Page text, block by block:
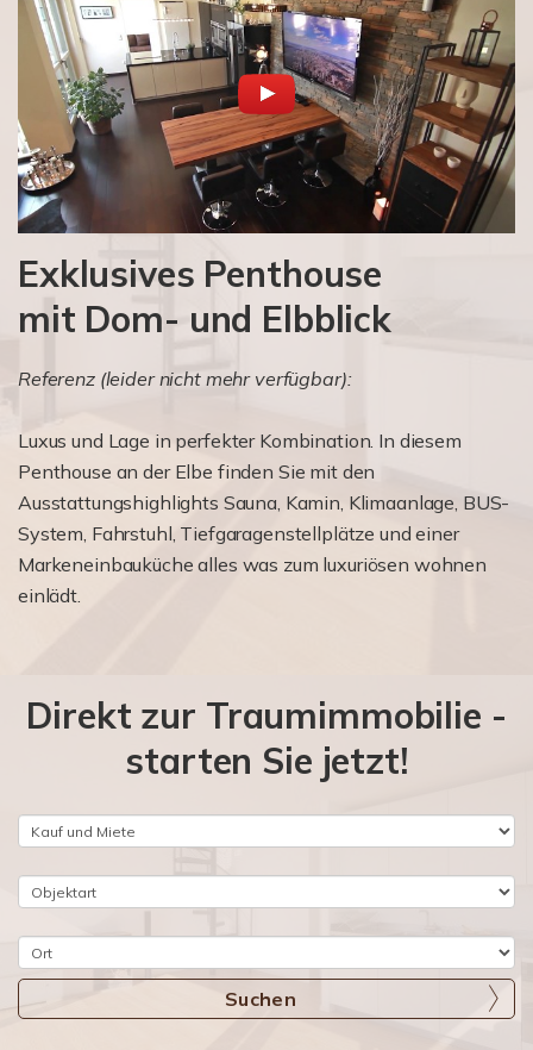
Exklusives Penthouse
mit Dom- und Elbblick
Referenz (leider nicht mehr verfügbar):
Luxus und Lage in perfekter Kombination. In diesem
Penthouse an der Elbe finden Sie mit den
Ausstattungshighlights Sauna, Kamin, Klimaanlage, BUS-
System, Fahrstuhl, Tiefgaragenstellplätze und einer
Markeneinbauküche alles was zum luxuriösen wohnen
einlädt.
Direkt zur Traumimmobilie -
starten Sie jetzt!
Suchen